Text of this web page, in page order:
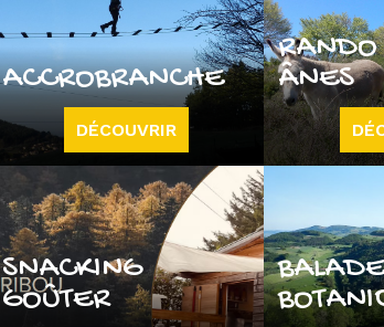
ACCROBRANCHE
DÉCOUVRIR
ÂNES
SNACKING
GOÛTER
BALADE